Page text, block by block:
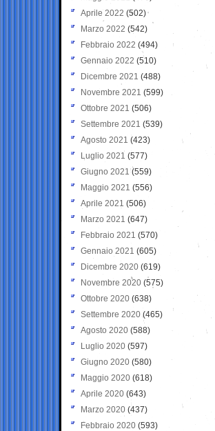
Aprile 2022 (502)
Marzo 2022 (542)
Febbraio 2022 (494)
Gennaio 2022 (510)
Dicembre 2021 (488)
Novembre 2021 (599)
Ottobre 2021 (506)
Settembre 2021 (539)
Agosto 2021 (423)
Luglio 2021 (577)
Giugno 2021(559)
Maggio 2021 (556)
Aprile 2021 (506)
Marzo 2021 (647)
Febbraio 2021 (570)
Gennaio 2021 (605)
Dicembre 2020 (619)
Novembre 2020 (575)
Ottobre 2020 (638)
Settembre 2020(465)
Agosto 2020 (588)
Luglio 2020 (597)
Giugno 2020 (580)
Maggio 2020 (618)
Aprile 2020 (643)
Marzo 2020 (437)
Febbraio 2020 (593)